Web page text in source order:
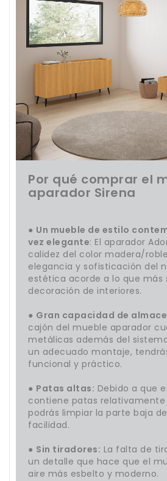
Por qué comprar el
aparador Sirena
● Un mueble de estilo
vez elegante: El aparador
calidez del color madera/
elegancia y sofisticación del
estética acorde a lo que más
decoración de interiores.
● Gran capacidad de
cajón del mueble aparador
metálicas además del
un adecuado montaje,
funcional y práctico.
● Patas altas: Debido a que
contiene patas relativamente
podrás limpiar la parte baja
facilidad.
● Sin tiradores: La falta de
un detalle que hace que el
aire más esbelto y moderno.